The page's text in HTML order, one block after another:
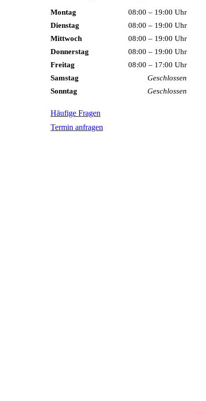
Montag
08:00 – 19:00 Uhr
Dienstag
08:00 – 19:00 Uhr
Mittwoch
08:00 – 19:00 Uhr
Donnerstag
08:00 – 19:00 Uhr
Freitag
08:00 – 17:00 Uhr
Samstag
Geschlossen
Sonntag
Geschlossen
Häufige Fragen
Termin anfragen